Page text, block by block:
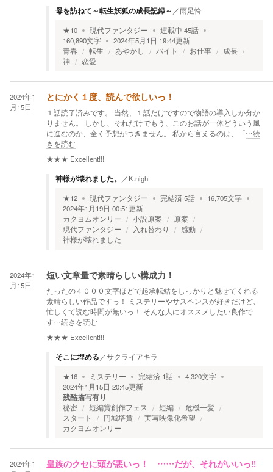
母を訪ねて～転生妖狐の成長記録～ ／雨足怜
★10 現代ファンタジー 連載中 45話
160,890文字 2024年5月1日 19:44更新
青春
転生 あやかし バイト お仕事
成長
神
恋愛
2024年1
月15日
とにかく１度、読んで欲しいっ！
１話読了済みです。 当然、１話だけですので物語の導入しか分か
りません。 しかし、それだけでもう、このお話が一体どういう風
に進むのか、全く予想がつきません。 私から言えるのは、「…続
きを読む
★★★ Excellent!!!
神様が壊れました。 ／K.night
★12 現代ファンタジー 完結済5話 16,705文字
2024年1月19日 00:51更新
カクヨムオンリー
小説原案
原案
現代ファンタジー
入れ替わり
感動
神様が壊れました
2024年1
月15日
短い文章量で素晴らしい構成力！
たったの４０００文字ほどで起承転結をしっかりと魅せてくれる
素晴らしい作品ですっ！ ミステリーやサスペンスが好きだけど、
忙しくて読む時間が無いっ！ そんな人にオススメしたい良作で
す…続きを読む
★★★ Excellent!!!
そこに埋める ／サクライアキラ
★16 ミステリー 完結済 1話 4,320文字
2024年1月15日 20:45更新
残酷描写有り
秘密 短編賞創作フェス 短編
危機一髪
スタート
円城塔賞
実写映像化希望
カクヨムオンリー
2024年1
皇族のクセに頭が悪いっ！ ……だが、それがいいっ‼